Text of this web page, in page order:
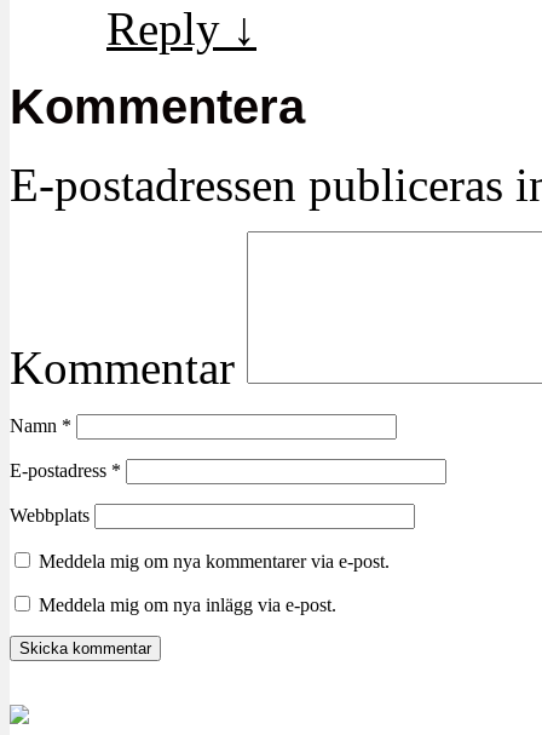
Reply ↓
Kommentera
E-postadressen publiceras
Kommentar
Namn *
E-postadress *
Webbplats
Meddela mig om nya kommentarer via e-post.
Meddela mig om nya inlägg via e-post.